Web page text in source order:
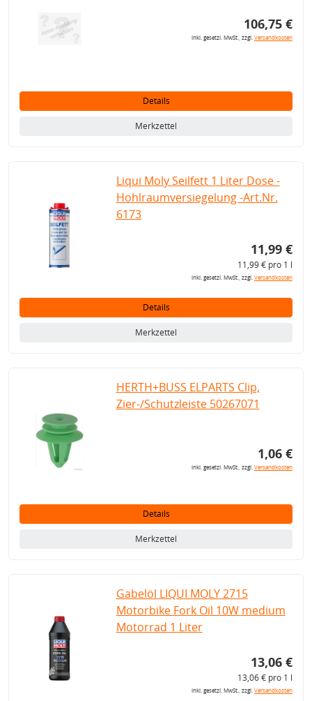
106,75 €
inkl. gesetzl. MwSt., zzgl.Versandkosten
Details
Merkzettel
Liqui Moly Seilfett 1 Liter Dose -
Hohlraumversiegelung -Art.Nr.
6173
11,99 €
11,99 € pro 1 l
inkl. gesetzl. MwSt., zzgl.Versandkosten
Details
Merkzettel
HERTH+BUSS ELPARTS Clip,
Zier-/Schutzleiste 50267071
1,06 €
inkl. gesetzl. MwSt., zzgl.Versandkosten
Details
Merkzettel
Gabelöl LIQUI MOLY 2715
Motorbike Fork Oil 10W medium
Motorrad 1 Liter
13,06 €
13,06 € pro 1 l
inkl. gesetzl. MwSt., zzgl.Versandkosten